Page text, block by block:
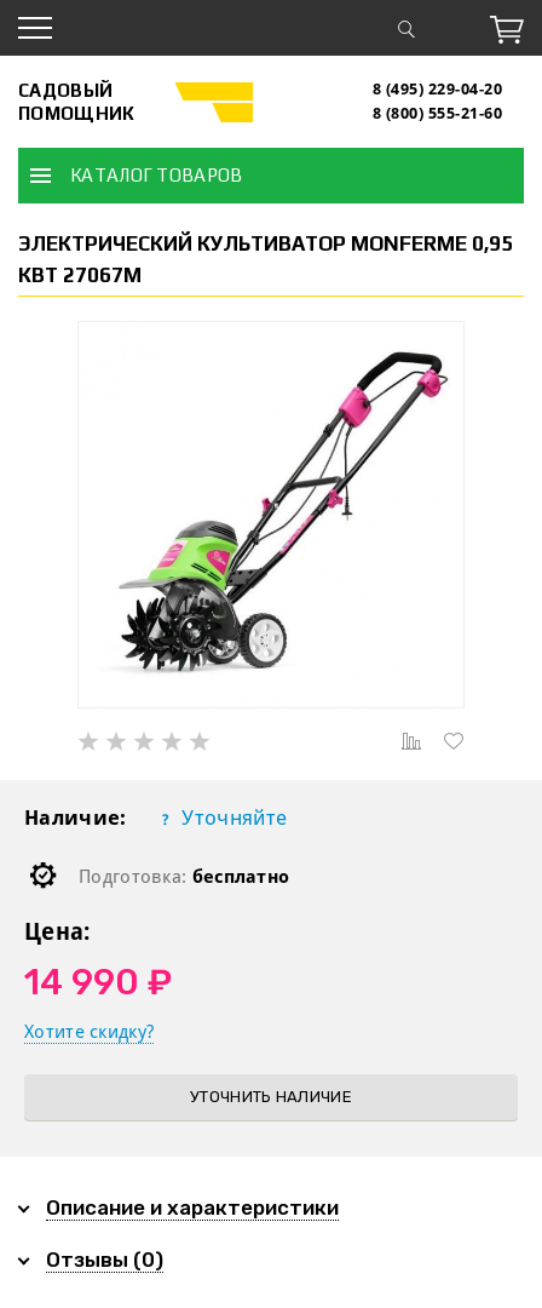
САДОВЫЙ
ПОМОЩНИК
8 (495) 229-04-20
8 (800) 555-21-60
КАТАЛОГ ТОВАРОВ
ЭЛЕКТРИЧЕСКИЙ КУЛЬТИВАТОР MONFERME 0,95
КВТ 27067M
Наличие: Уточняйте
Подготовка: бесплатно
Цена:
14 990 ₽
Хотите скидку?
УТОЧНИТЬ НАЛИЧИЕ
Описание и характеристики
Отзывы (0)